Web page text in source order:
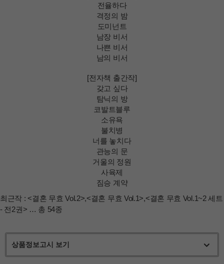
전율하다
격정의 밤
도미넌트
남장 비서
나쁜 비서
남의 비서
[전자책 출간작]
갖고 싶다
탐닉의 방
코발트블루
소유욕
불치병
너를 놓치다
관능의 문
거울의 정원
사육제
짐승 계약
최근작 : <결혼 무효 Vol.2>,<결혼 무효 Vol.1>,<결혼 무효 Vol.1~2 세트
- 전2권> … 총 54종
상품정보고시 보기